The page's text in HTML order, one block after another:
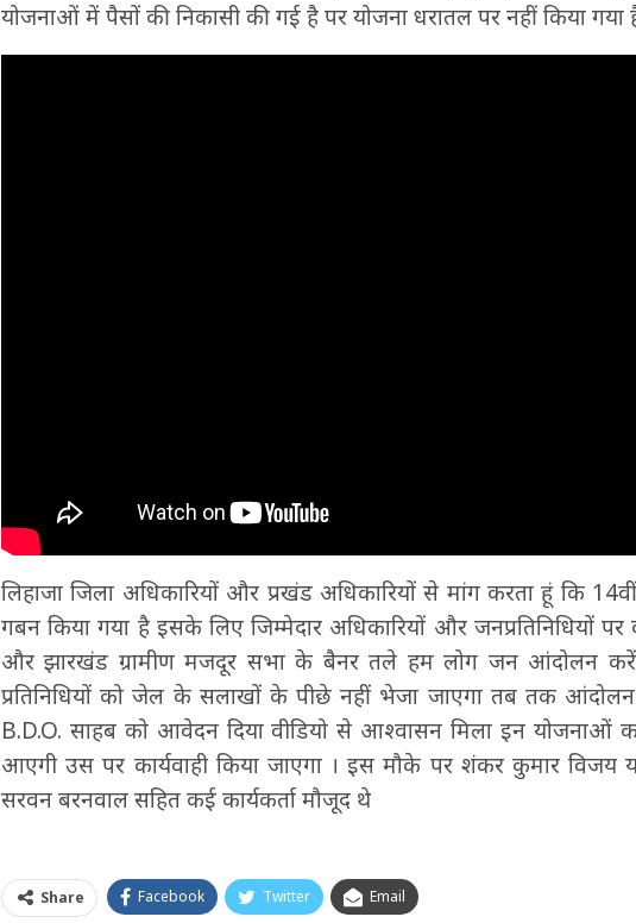
योजनाओं में पैसों की निकासी की गई है पर योजना धरातल पर नहीं किया गया
लिहाजा जिला अधिकारियों और प्रखंड अधिकारियों से मांग करता हूं कि
गबन किया गया है इसके लिए जिम्मेदार अधिकारियों और जनप्रतिनिधियों
और झारखंड ग्रामीण मजदूर सभा के बैनर तले हम लोग जन आंदोलन
प्रतिनिधियों को जेल के सलाखों के पीछे नहीं भेजा जाएगा तब तक आंदोलन
B.D.O. साहब को आवेदन दिया वीडियो से आश्वासन मिला इन योजनाओं
आएगी उस पर कार्यवाही किया जाएगा । इस मौके पर शंकर कुमार विजय
सरवन बरनवाल सहित कई कार्यकर्ता मौजूद थे
Share Facebook Twitter Email